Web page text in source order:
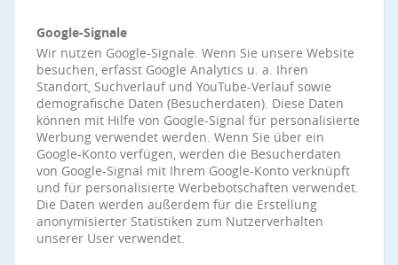
Google-Signale
Wir nutzen Google-Signale. Wenn Sie unsere Website
besuchen, erfasst Google Analytics u. a. Ihren
Standort, Suchverlauf und YouTube-Verlauf sowie
demografische Daten (Besucherdaten). Diese Daten
können mit Hilfe von Google-Signal für personalisierte
Werbung verwendet werden. Wenn Sie über ein
Google-Konto verfügen, werden die Besucherdaten
von Google-Signal mit Ihrem Google-Konto verknüpft
und für personalisierte Werbebotschaften verwendet.
Die Daten werden außerdem für die Erstellung
anonymisierter Statistiken zum Nutzerverhalten
unserer User verwendet.